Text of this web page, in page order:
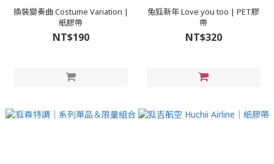
換裝變奏曲 Costume Variation |
紙膠帶
NT$190
兔狐新年 Love you too | PET膠
帶
NT$320